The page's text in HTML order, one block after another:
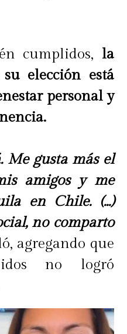
diaria y las
las labores
esto último, ya
si en tu
puertas y
el ciclo de
el televisor o
todo
dispositivo ¡Una
cumplidos, la
elección está
personal y
Me gusta más el
amigos y me
en Chile. (...)
no comparto
agregando que
no logró